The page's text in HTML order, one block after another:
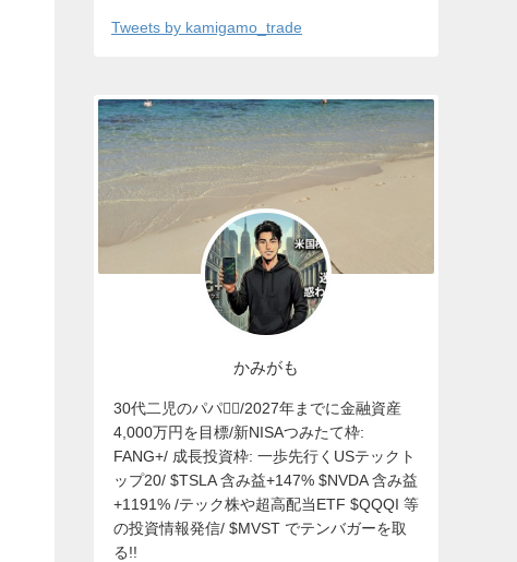
Tweets by kamigamo_trade
かみがも
30代二児のパパ🙋‍♂️/2027年までに金融資産
4,000万円を目標/新NISAつみたて枠:
FANG+/ 成長投資枠: 一歩先行くUSテックト
ップ20/ $TSLA 含み益+147% $NVDA 含み益
+1191% /テック株や超高配当ETF $QQQI 等
の投資情報発信/ $MVST でテンバガーを取
る!!